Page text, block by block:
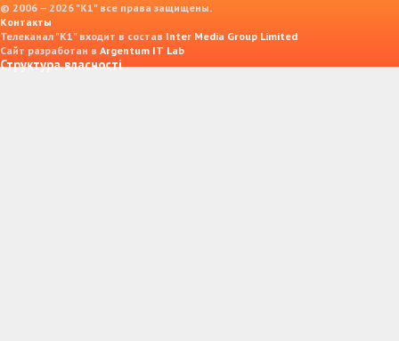
© 2006 — 2026 "K1" все права защищены.
Контакты
Телеканал "К1" входит в состав Inter Media Group Limited
Сайт разработан в Argentum IT Lab
Структура власності